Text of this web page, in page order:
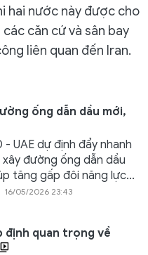
hai nước này được cho
căn cứ và sân bay
liên quan đến Iran.
ống dẫn dầu mới,
- UAE dự định đẩy nhanh
đường ống dẫn dầu
tăng gấp đôi năng lực...
16/05/2026 23:43
định quan trọng về